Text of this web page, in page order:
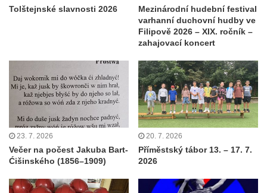
Tolštejnské slavnosti 2026
Mezinárodní hudební festival
varhanní duchovní hudby ve
Filipově 2026 – XIX. ročník –
zahajovací koncert
23. 7. 2026
Večer na počest Jakuba Bart-
Ćišinského (1856–1909)
20. 7. 2026
Příměstský tábor 13. – 17. 7.
2026